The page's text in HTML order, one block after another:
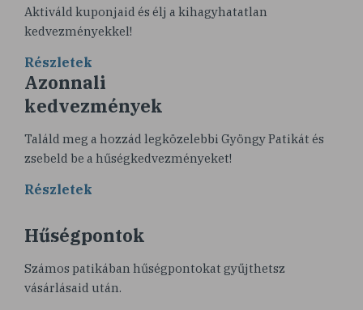
Aktiváld kuponjaid és élj a kihagyhatatlan
kedvezményekkel!
Részletek
Azonnali
kedvezmények
Találd meg a hozzád legközelebbi Gyöngy Patikát és
zsebeld be a hűségkedvezményeket!
Részletek
Hűségpontok
Számos patikában hűségpontokat gyűjthetsz
vásárlásaid után.